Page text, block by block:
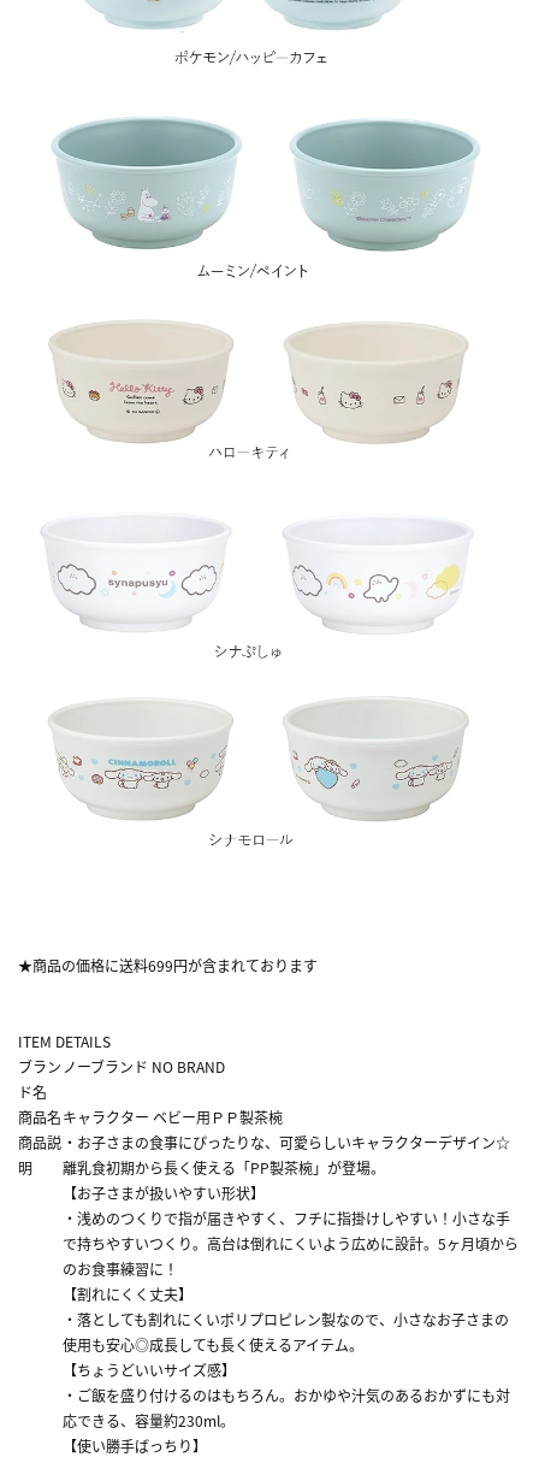
★商品の価格に送料699円が含まれております
ITEM DETAILS
ブラン
ド名
ノーブランド NO BRAND
商品名キャラクター ベビー用ＰＰ製茶椀
商品説
明
・お子さまの食事にぴったりな、可愛らしいキャラクターデザイン☆
離乳食初期から長く使える「PP製茶椀」が登場。
【お子さまが扱いやすい形状】
・浅めのつくりで指が届きやすく、フチに指掛けしやすい！小さな手
で持ちやすいつくり。高台は倒れにくいよう広めに設計。5ヶ月頃から
のお食事練習に！
【割れにくく丈夫】
・落としても割れにくいポリプロピレン製なので、小さなお子さまの
使用も安心◎成長しても長く使えるアイテム。
【ちょうどいいサイズ感】
・ご飯を盛り付けるのはもちろん。おかゆや汁気のあるおかずにも対
応できる、容量約230ml。
【使い勝手ばっちり】